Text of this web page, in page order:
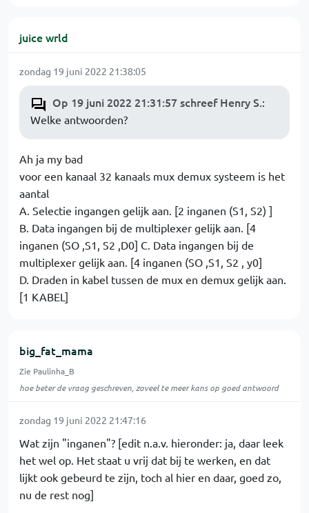
juice wrld
zondag 19 juni 2022 21:38:05
Op 19 juni 2022 21:31:57 schreef Henry S.:
Welke antwoorden?
Ah ja my bad
voor een kanaal 32 kanaals mux demux systeem is het
aantal
A. Selectie ingangen gelijk aan. [2 inganen (S1, S2) ]
B. Data ingangen bij de multiplexer gelijk aan. [4
inganen (SO ,S1, S2 ,D0] C. Data ingangen bij de
multiplexer gelijk aan. [4 inganen (SO ,S1, S2 , y0]
D. Draden in kabel tussen de mux en demux gelijk aan.
[1 KABEL]
big_fat_mama
Zie Paulinha_B
hoe beter de vraag geschreven, zoveel te meer kans op goed antwoord
zondag 19 juni 2022 21:47:16
Wat zijn "inganen"? [edit n.a.v. hieronder: ja, daar leek
het wel op. Het staat u vrij dat bij te werken, en dat
lijkt ook gebeurd te zijn, toch al hier en daar, goed zo,
nu de rest nog]